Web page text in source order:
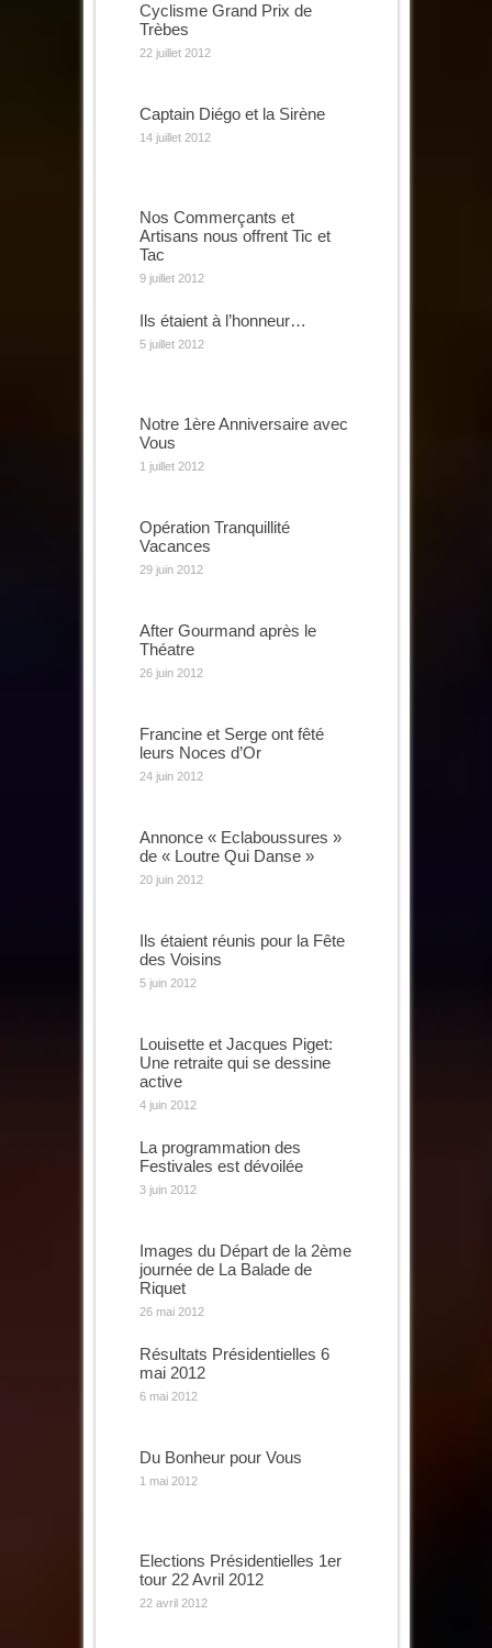
Cyclisme Grand Prix de
Trèbes
22 juillet 2012
Captain Diégo et la Sirène
14 juillet 2012
Nos Commerçants et
Artisans nous offrent Tic et
Tac
9 juillet 2012
Ils étaient à l’honneur…
5 juillet 2012
Notre 1ère Anniversaire avec
Vous
1 juillet 2012
Opération Tranquillité
Vacances
29 juin 2012
After Gourmand après le
Théatre
26 juin 2012
Francine et Serge ont fêté
leurs Noces d’Or
24 juin 2012
Annonce « Eclaboussures »
de « Loutre Qui Danse »
20 juin 2012
Ils étaient réunis pour la Fête
des Voisins
5 juin 2012
Louisette et Jacques Piget:
Une retraite qui se dessine
active
4 juin 2012
La programmation des
Festivales est dévoilée
3 juin 2012
Images du Départ de la 2ème
journée de La Balade de
Riquet
26 mai 2012
Résultats Présidentielles 6
mai 2012
6 mai 2012
Du Bonheur pour Vous
1 mai 2012
Elections Présidentielles 1er
tour 22 Avril 2012
22 avril 2012